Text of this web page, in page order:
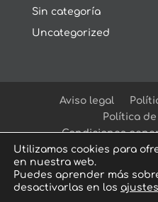
Sin categoría
Uncategorized
Aviso legal
Política
Condiciones
Utilizamos cookies para
en nuestra web.
Puedes aprender más
desactivarlas en los ajustes